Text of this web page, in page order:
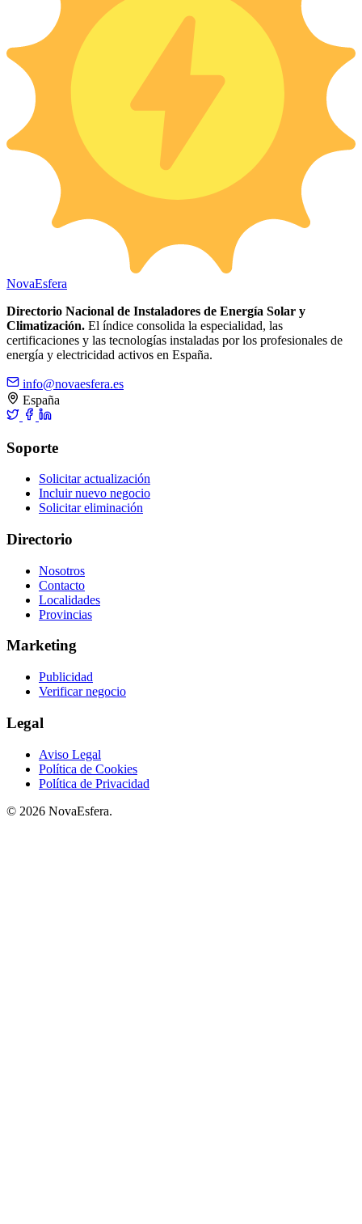
NovaEsfera
Directorio Nacional de Instaladores de Energía Solar y
Climatización. El índice consolida la especialidad, las
certificaciones y las tecnologías instaladas por los profesionales de
energía y electricidad activos en España.
info@novaesfera.es
España
Soporte
Solicitar actualización
Incluir nuevo negocio
Solicitar eliminación
Directorio
Nosotros
Contacto
Localidades
Provincias
Marketing
Publicidad
Verificar negocio
Legal
Aviso Legal
Política de Cookies
Política de Privacidad
© 2026 NovaEsfera.